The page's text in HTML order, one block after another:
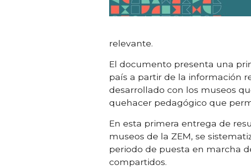
relevante.
El documento presenta una
país a partir de la información
desarrollado con los museos
quehacer pedagógico que
En esta primera entrega de
museos de la ZEM, se
periodo de puesta en marcha
compartidos.